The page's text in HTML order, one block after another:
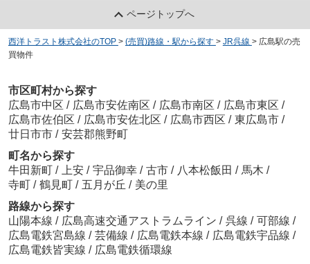
ページトップへ
西洋トラスト株式会社のTOP > (売買)路線・駅から探す > JR呉線 > 広島駅の売
買物件
市区町村から探す
広島市中区 / 広島市安佐南区 / 広島市南区 / 広島市東区 /
広島市佐伯区 / 広島市安佐北区 / 広島市西区 / 東広島市 /
廿日市市 / 安芸郡熊野町
町名から探す
牛田新町 / 上安 / 宇品御幸 / 古市 / 八本松飯田 / 馬木 /
寺町 / 鶴見町 / 五月が丘 / 美の里
路線から探す
山陽本線 / 広島高速交通アストラムライン / 呉線 / 可部線 /
広島電鉄宮島線 / 芸備線 / 広島電鉄本線 / 広島電鉄宇品線 /
広島電鉄皆実線 / 広島電鉄循環線